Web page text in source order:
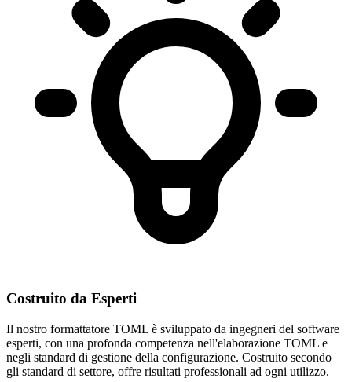
Costruito da Esperti
Il nostro formattatore TOML è sviluppato da ingegneri del software
esperti, con una profonda competenza nell'elaborazione TOML e
negli standard di gestione della configurazione. Costruito secondo
gli standard di settore, offre risultati professionali ad ogni utilizzo.